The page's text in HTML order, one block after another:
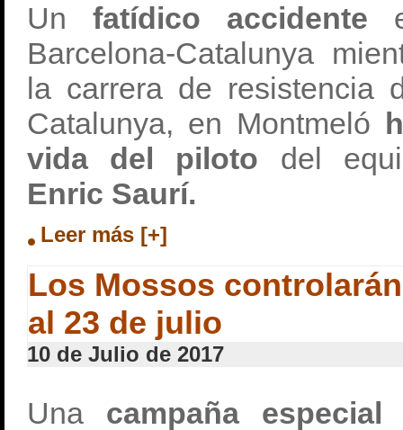
Un fatídico accidente
Barcelona-Catalunya
la carrera de resistencia
Catalunya, en Montmeló
vida del piloto del
Enric Saurí.
Leer más [+]
Los Mossos
al 23 de julio
10 de Julio de 2017
Una campaña